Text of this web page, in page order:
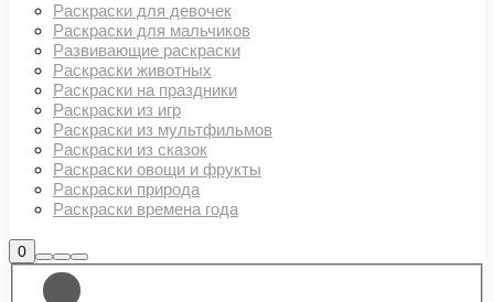
Раскраски для девочек
Раскраски для мальчиков
Развивающие раскраски
Раскраски животных
Раскраски на праздники
Раскраски из игр
Раскраски из мультфильмов
Раскраски из сказок
Раскраски овощи и фрукты
Раскраски природа
Раскраски времена года
0Боковая
панель
магазина
Найти
Больше
информации
Главное
меню